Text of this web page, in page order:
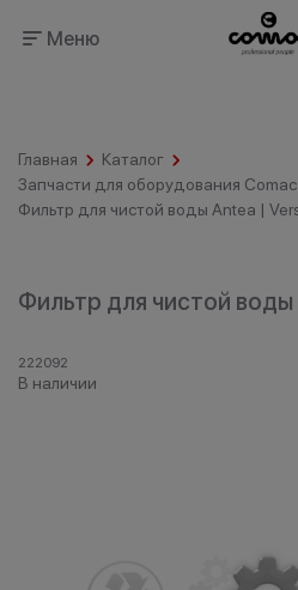
Меню
Главная
Каталог
Запчасти для оборудования Comac
Фильтр для чистой воды Antea |
Фильтр для чистой
222092
В наличии
Промышленность
назначения